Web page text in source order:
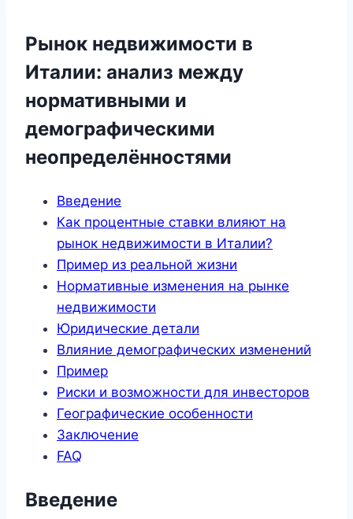
Рынок недвижимости в
Италии: анализ между
нормативными и
демографическими
неопределённостями
Введение
Как процентные ставки влияют на
рынок недвижимости в Италии?
Пример из реальной жизни
Нормативные изменения на рынке
недвижимости
Юридические детали
Влияние демографических изменений
Пример
Риски и возможности для инвесторов
Географические особенности
Заключение
FAQ
Введение